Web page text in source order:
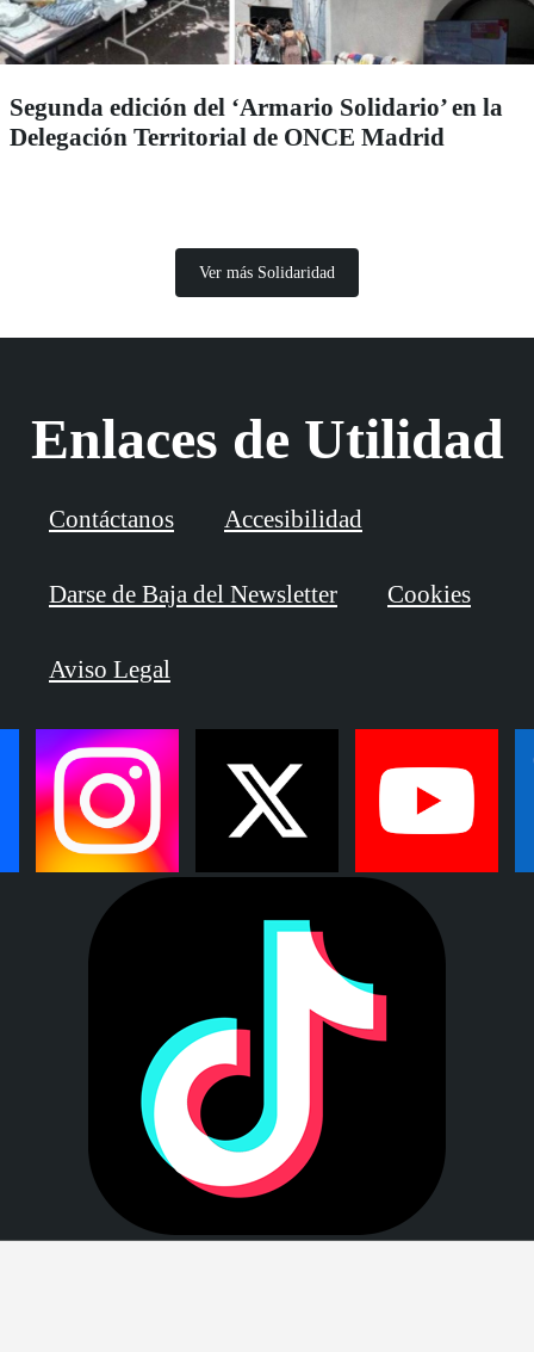
Segunda edición del ‘Armario Solidario’ en la
Delegación Territorial de ONCE Madrid
Ver más Solidaridad
Enlaces de Utilidad
Contáctanos Accesibilidad
Darse de Baja del Newsletter Cookies
Aviso Legal